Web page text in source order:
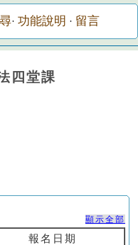
· 功能說明 · 留言
四堂課
顯示全部
報名日期